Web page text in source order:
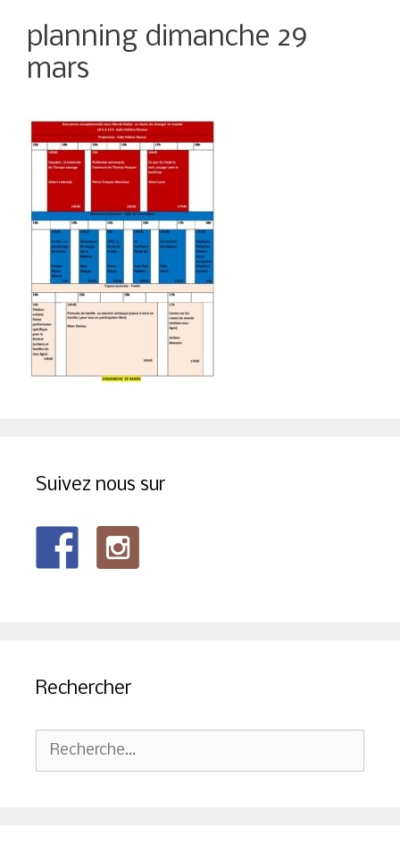
planning dimanche 29
mars
Suivez nous sur
Rechercher
Rechercher :